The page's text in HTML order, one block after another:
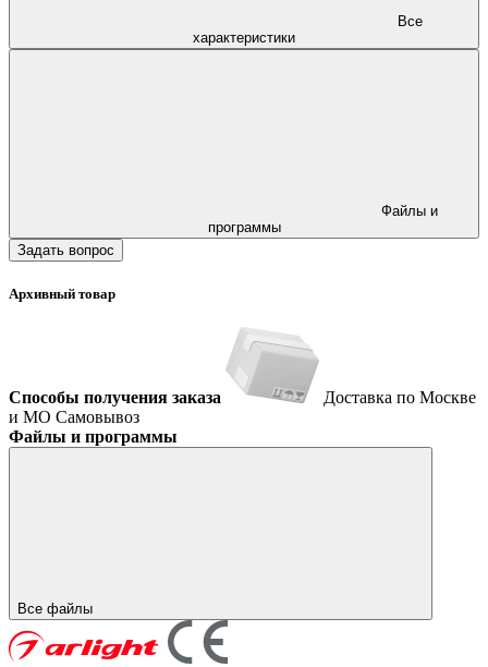
характеристики
программы
Задать вопрос
Архивный товар
Способы получения заказа
Доставка по Москве
и МО Самовывоз
Файлы и программы
Все файлы